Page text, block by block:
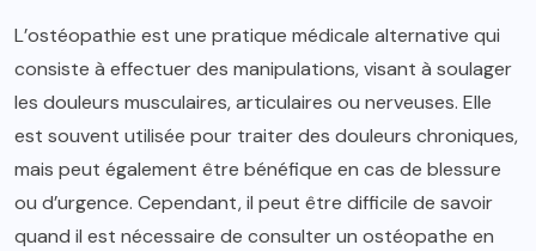
L’ostéopathie est une pratique médicale alternative qui
consiste à effectuer des manipulations, visant à soulager
les douleurs musculaires, articulaires ou nerveuses. Elle
est souvent utilisée pour traiter des douleurs chroniques,
mais peut également être bénéfique en cas de blessure
ou d’urgence. Cependant, il peut être difficile de savoir
quand il est nécessaire de consulter un ostéopathe en